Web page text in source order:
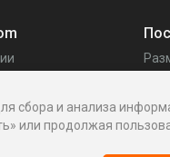
сбора и анализа
или продолжая